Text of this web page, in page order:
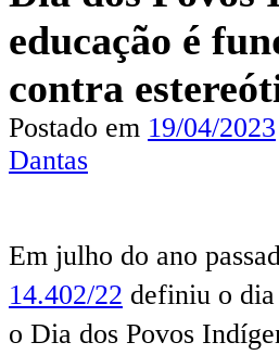
educação é
contra
Postado em 19/04/2023
Dantas
Em julho do ano
14.402/22 definiu o
o Dia dos Povos